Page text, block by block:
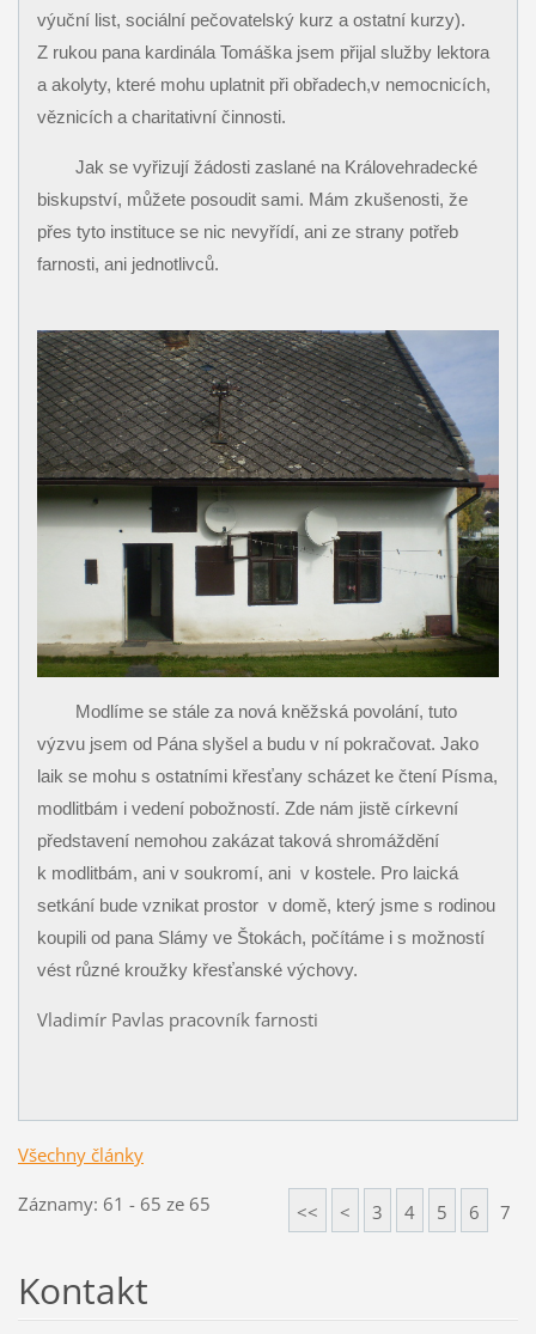
výuční list, sociální pečovatelský kurz a ostatní kurzy).
Z rukou pana kardinála Tomáška jsem přijal služby lektora
a akolyty, které mohu uplatnit při obřadech,v nemocnicích,
věznicích a charitativní činnosti.
Jak se vyřizují žádosti zaslané na Královehradecké
biskupství, můžete posoudit sami. Mám zkušenosti, že
přes tyto instituce se nic nevyřídí, ani ze strany potřeb
farnosti, ani jednotlivců.
Modlíme se stále za nová kněžská povolání, tuto
výzvu jsem od Pána slyšel a budu v ní pokračovat. Jako
laik se mohu s ostatními křesťany scházet ke čtení Písma,
modlitbám i vedení pobožností. Zde nám jistě církevní
představení nemohou zakázat taková shromáždění
k modlitbám, ani v soukromí, ani v kostele. Pro laická
setkání bude vznikat prostor v domě, který jsme s rodinou
koupili od pana Slámy ve Štokách, počítáme i s možností
vést různé kroužky křesťanské výchovy.
Vladimír Pavlas pracovník farnosti
Všechny články
Záznamy: 61 - 65 ze 65 << < 3 4 5 6 7
Kontakt